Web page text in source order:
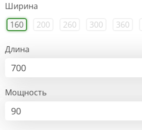
Ширина
160
200 260 300 360
Длина
700
Мощность
90